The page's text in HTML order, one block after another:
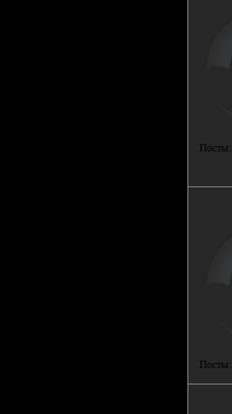
Посты:
Посты: